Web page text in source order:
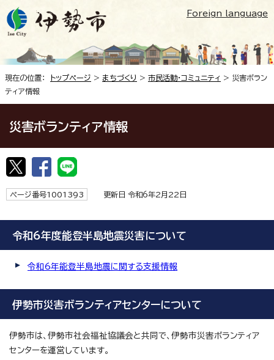
Foreign language
現在の位置： トップページ > まちづくり > 市民活動・コミュニティ > 災害ボラン
ティア情報
災害ボランティア情報
ページ番号1001393 更新日 令和6年2月22日
令和6年度能登半島地震災害について
令和6年能登半島地震に関する支援情報
伊勢市災害ボランティアセンターについて
伊勢市は、伊勢市社会福祉協議会と共同で、伊勢市災害ボランティア
センターを運営しています。